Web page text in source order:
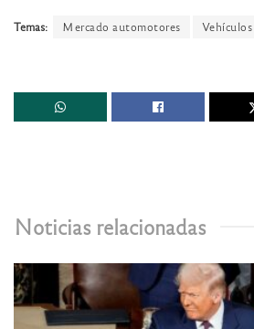
Temas: Mercado automotores Vehículos
Noticias relacionadas